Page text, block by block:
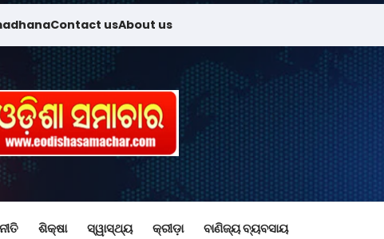
Contact usAbout us
ଶିକ୍ଷା ସ୍ୱାସ୍ଥ୍ୟ କ୍ରୀଡ଼ା ବାଣିଜ୍ୟ ବ୍ୟବସାୟ